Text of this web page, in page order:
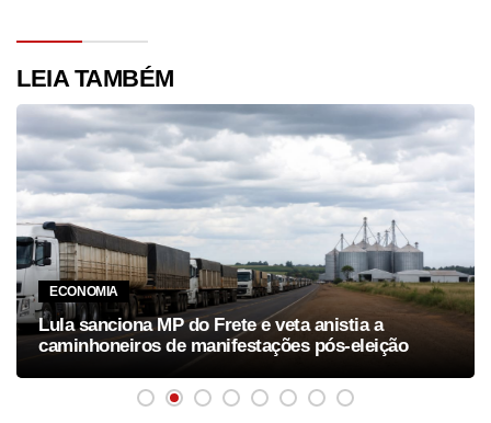
LEIA TAMBÉM
ECONOMIA
Lula sanciona MP do Frete e veta anistia a
caminhoneiros de manifestações pós-eleição